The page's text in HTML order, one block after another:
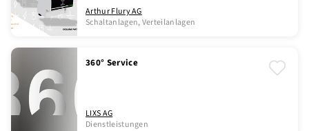
Arthur Flury AG
Schaltanlagen, Verteilanlagen
360° Service
LIXS AG
Dienstleistungen